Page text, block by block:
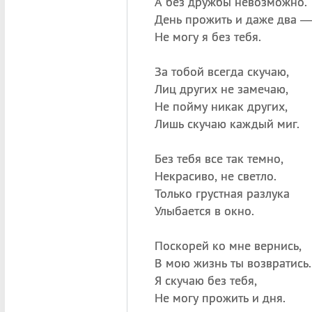
День прожить и даже два —
Не могу я без тебя.
За тобой всегда скучаю,
Лиц других не замечаю,
Не пойму никак других,
Лишь скучаю каждый миг.
Без тебя все так темно,
Некрасиво, не светло.
Только грустная разлука
Улыбается в окно.
Поскорей ко мне вернись,
В мою жизнь ты возвратись.
Я скучаю без тебя,
Не могу прожить и дня.